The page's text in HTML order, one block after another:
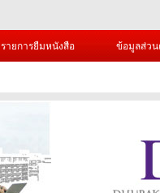
รายการยืมหนังสือ ข้อมูลส่ว